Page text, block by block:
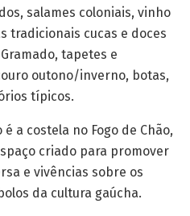
salames coloniais, vinho
tradicionais cucas e doces
tapetes e
outono/inverno, botas,
típicos.
a costela no Fogo de Chão,
criado para promover
e vivências sobre os
da cultura gaúcha.